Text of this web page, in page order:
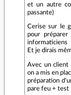
et un autre
passante)
Cerise sur le
pour préparer
informaticiens
Et je dirais
Avec un client
on a mis en
préparation
pare feu + test